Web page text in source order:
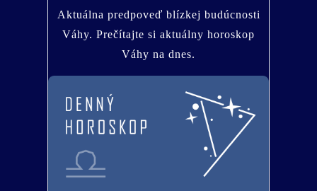
Aktuálna predpoveď blízkej budúcnosti
Váhy. Prečítajte si aktuálny horoskop
Váhy na dnes.